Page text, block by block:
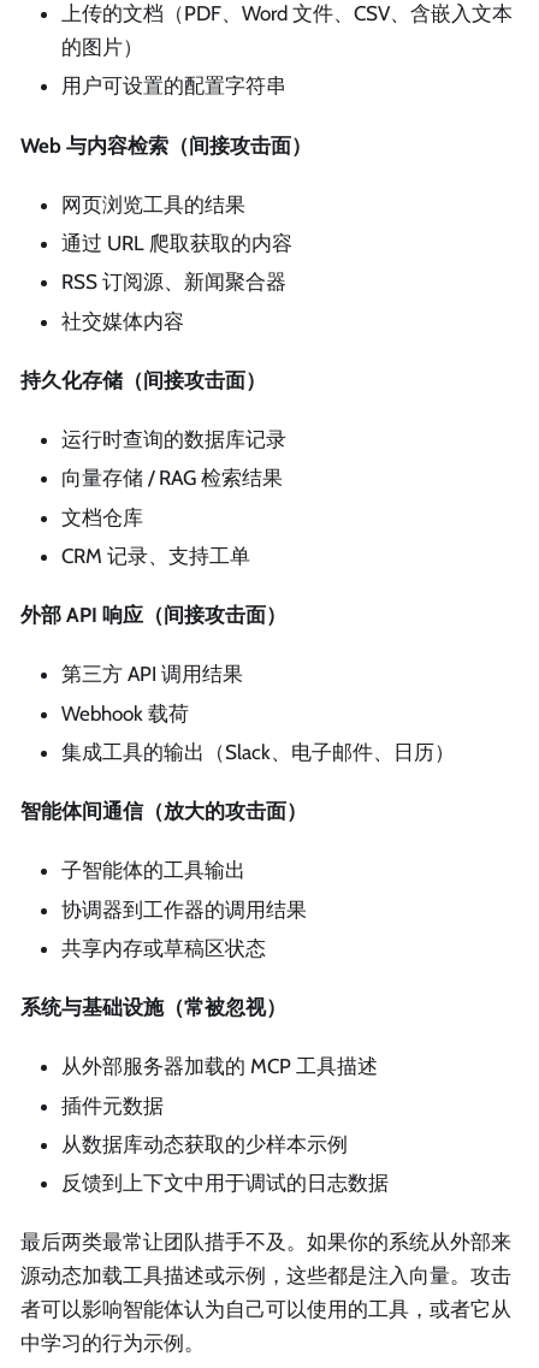
上传的文档（PDF、Word 文件、CSV、含嵌入文本
的图片）
用户可设置的配置字符串
Web 与内容检索（间接攻击面）
网页浏览工具的结果
通过 URL 爬取获取的内容
RSS 订阅源、新闻聚合器
社交媒体内容
持久化存储（间接攻击面）
运行时查询的数据库记录
向量存储 / RAG 检索结果
文档仓库
CRM 记录、支持工单
外部 API 响应（间接攻击面）
第三方 API 调用结果
Webhook 载荷
集成工具的输出（Slack、电子邮件、日历）
智能体间通信（放大的攻击面）
子智能体的工具输出
协调器到工作器的调用结果
共享内存或草稿区状态
系统与基础设施（常被忽视）
从外部服务器加载的 MCP 工具描述
插件元数据
从数据库动态获取的少样本示例
反馈到上下文中用于调试的日志数据
最后两类最常让团队措手不及。如果你的系统从外部来
源动态加载工具描述或示例，这些都是注入向量。攻击
者可以影响智能体认为自己可以使用的工具，或者它从
中学习的行为示例。